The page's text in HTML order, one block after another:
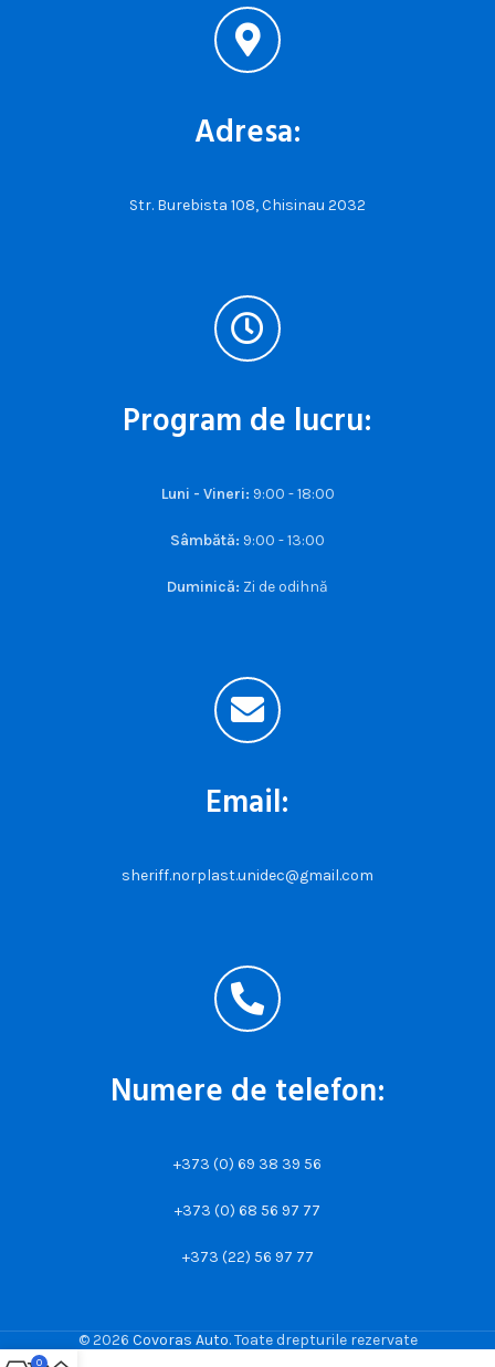
Adresa:
Str. Burebista 108, Chisinau 2032
Program de lucru:
Luni - Vineri: 9:00 - 18:00
Sâmbătă: 9:00 - 13:00
Duminică: Zi de odihnă
Email:
sheriff.norplast.unidec@gmail.com
Numere de telefon:
+373 (0) 69 38 39 56
+373 (0) 68 56 97 77
+373 (22) 56 97 77
© 2026 Covoras Auto. Toate drepturile rezervate
0